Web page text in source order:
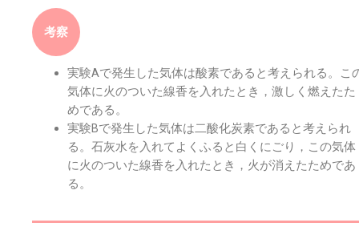
考察
実験Aで発生した気体は酸素であると考えられる。こ
気体に火のついた線香を入れたとき，激しく燃えたた
めである。
実験Bで発生した気体は二酸化炭素であると考えられ
る。石灰水を入れてよくふると白くにごり，この気体
に火のついた線香を入れたとき，火が消えたためであ
る。